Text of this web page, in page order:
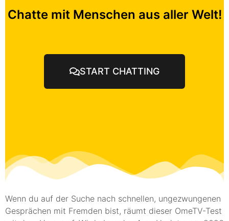
Chatte mit Menschen aus aller Welt!
START CHATTING
Wenn du auf der Suche nach schnellen, ungezwungenen
Gesprächen mit Fremden bist, räumt dieser OmeTV-Test